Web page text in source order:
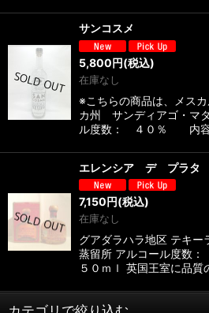
サンコスメ
5,800円(税込)
在庫なし
※こちらの商品は、メス
カ州 サンディアゴ・
ル度数： ４０％ 内
エレンシア デ プ
7,150円(税込)
在庫なし
グアダラハラ地区 テキー
蒸留所 アルコール度
５０ｍｌ 英国王室に品